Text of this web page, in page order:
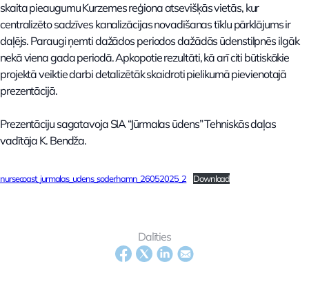
skaita pieaugumu Kurzemes reģiona atsevišķās vietās, kur
centralizēto sadzīves kanalizācijas novadīšanas tīklu pārklājums ir
daļējs. Paraugi ņemti dažādos periodos dažādās ūdenstilpnēs ilgāk
nekā viena gada periodā. Apkopotie rezultāti, kā arī citi būtiskākie
projektā veiktie darbi detalizētāk skaidroti pielikumā pievienotajā
prezentācijā.
Prezentāciju sagatavoja SIA “Jūrmalas ūdens” Tehniskās daļas
vadītāja K. Bendža.
nursecoast_jurmalas_udens_soderhamn_26052025_2 Download
Dalīties